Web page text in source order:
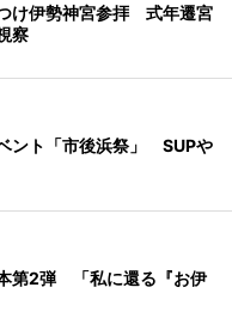
け伊勢神宮参拝 式年遷宮
察
ント「市後浜祭」 SUPや
第2弾 「私に還る『お伊